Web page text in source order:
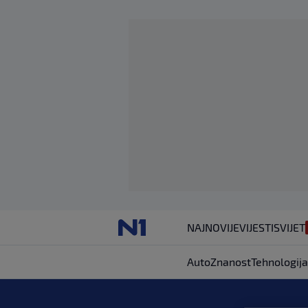
NAJNOVIJEVIJESTISVIJET
AutoZnanostTehnologija